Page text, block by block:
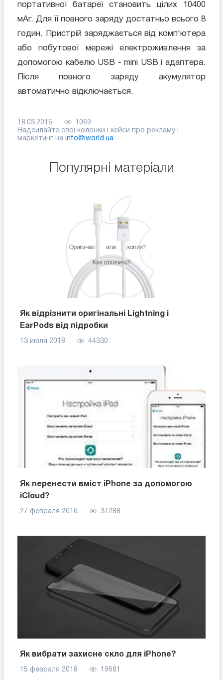
портативної батареї становить цілих 10400
мАг. Для її повного заряду достатньо всього 8
годин. Пристрій заряджається від комп'ютера
або побутової мережі електроживлення за
допомогою кабелю USB - mini USB і адаптера.
Після повного заряду акумулятор
автоматично відключається.
18.03.2016
1069
Надсилайте свої колонки і кейси про рекламу і
маркетинг на
info@iworld.ua
Популярні матеріали
Як відрізнити оригінальні Lightning і
EarPods від підробки
13 июля 2018 44330
Як перенести вміст iPhone за допомогою
iCloud?
27 февраля 2016 31288
Як вибрати захисне скло для iPhone?
15 февраля 2018 19681